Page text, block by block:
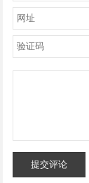
提交评论